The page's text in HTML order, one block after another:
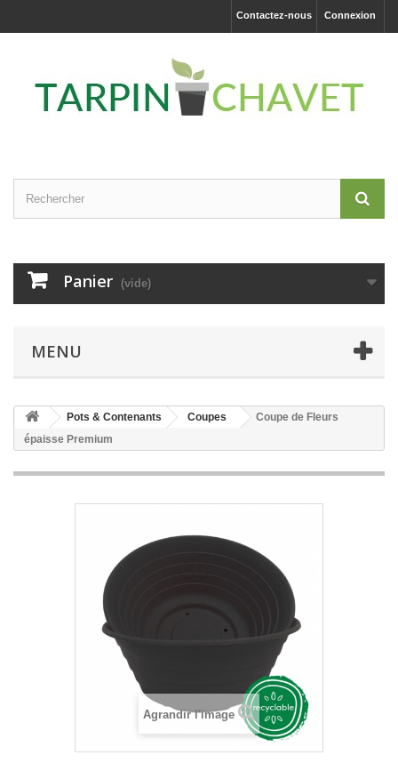
Connexion
Contactez-nous
Panier (vide)
MENU
Pots & Contenants Coupes
Coupe de Fleurs
épaisse Premium
Agrandir l'image